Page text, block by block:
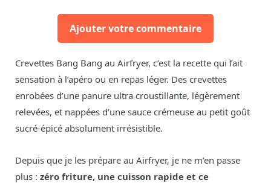
Ajouter votre commentaire
Crevettes Bang Bang au Airfryer, c’est la recette qui fait
sensation à l’apéro ou en repas léger. Des crevettes
enrobées d’une panure ultra croustillante, légèrement
relevées, et nappées d’une sauce crémeuse au petit goût
sucré-épicé absolument irrésistible.
Depuis que je les prépare au Airfryer, je ne m’en passe
plus : zéro friture, une cuisson rapide et ce